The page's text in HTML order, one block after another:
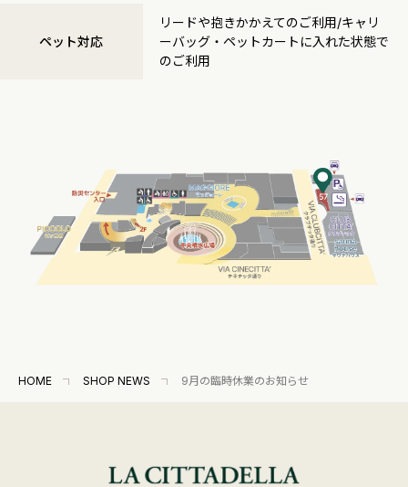
ペット対応
リードや抱きかかえてのご利用/キャリ
ーバッグ・ペットカートに入れた状態で
のご利用
HOME SHOP NEWS 9月の臨時休業のお知らせ